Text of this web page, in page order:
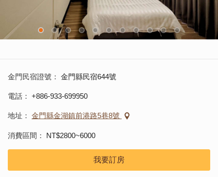
金門民宿證號 金門縣民宿644號
電話 +886-933-699950
地址 金門縣金湖鎮前港路5巷8號
消費區間 NT$2800~6000
我要訂房